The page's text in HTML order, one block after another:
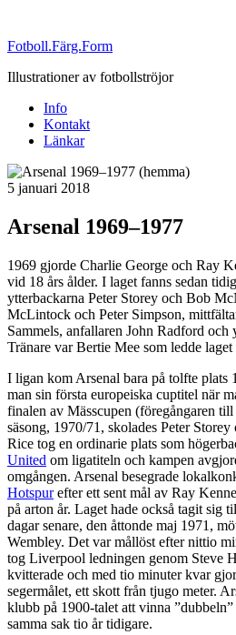
Fotboll.Färg.Form
Illustrationer av fotbollströjor
Info
Kontakt
Länkar
Publicerat
5 januari 2018
Arsenal 1969–1977
1969 gjorde Charlie George och Ray
vid 18 års ålder. I laget fanns sedan
ytterbackarna Peter Storey och Bob
McLintock och Peter Simpson,
Sammels, anfallaren John Radford och
Tränare var Bertie Mee som ledde
I ligan kom Arsenal bara på tolfte plats
man sin första europeiska cuptitel när
finalen av Mässcupen (föregångaren
säsong, 1970/71, skolades Peter
Rice tog en ordinarie plats som
United om ligatiteln och kampen
omgången. Arsenal besegrade
Hotspurefter ett sent mål av Ray
på arton år. Laget hade också tagit sig
dagar senare, den åttonde maj 1971,
Wembley. Det var mållöst efter nittio
tog Liverpool ledningen genom Steve
kvitterade och med tio minuter kvar
segermålet, ett skott från tjugo meter.
klubb på 1900-talet att vinna
samma sak tio år tidigare.